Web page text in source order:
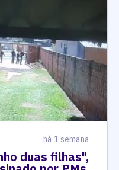
há 1 semana
duas filhas",